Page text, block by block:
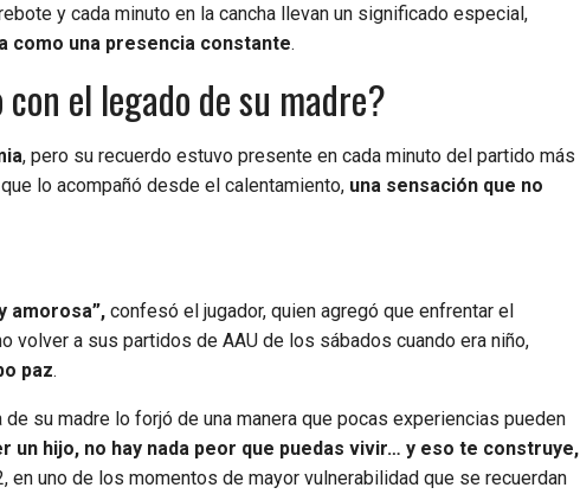
y cada minuto en la cancha llevan un significado especial,
como una presencia constante.
el legado de su madre?
, pero su recuerdo estuvo presente en cada minuto del partido más
lo acompañó desde el calentamiento, una sensación que no
amorosa”, confesó el jugador, quien agregó que enfrentar el
a sus partidos de AAU de los sábados cuando era niño,
paz.
su madre lo forjó de una manera que pocas experiencias pueden
un hijo, no hay nada peor que puedas vivir… y eso te construye,
en uno de los momentos de mayor vulnerabilidad que se recuerdan